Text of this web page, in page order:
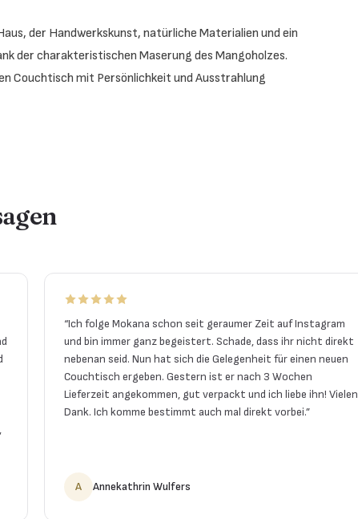
der Handwerkskunst, natürliche Materialien und ein
der charakteristischen Maserung des Mangoholzes.
Couchtisch mit Persönlichkeit und Ausstrahlung
“Ich folge Mokana schon seit geraumer Zeit auf Instagram
und bin immer ganz begeistert. Schade, dass ihr nicht direkt
nebenan seid. Nun hat sich die Gelegenheit für einen neuen
Couchtisch ergeben. Gestern ist er nach 3 Wochen
Lieferzeit angekommen, gut verpackt und ich liebe ihn! Vielen
Dank. Ich komme bestimmt auch mal direkt vorbei.”
A Annekathrin Wulfers